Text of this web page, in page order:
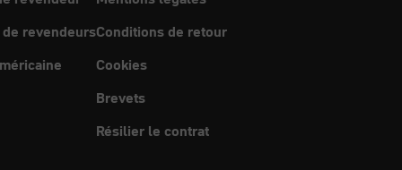
revendeursConditions de retour
Cookies
Brevets
Résilier le contrat